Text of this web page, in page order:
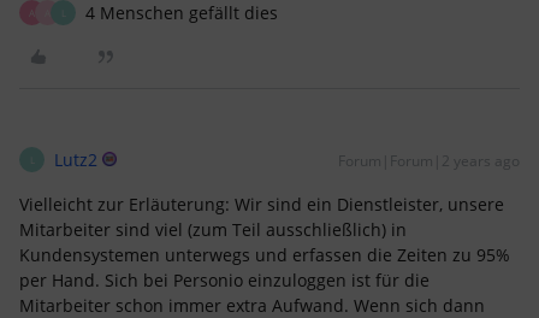
A 4 Menschen gefällt dies
Lutz2 Forum|Forum|2 years ago
Vielleicht zur Erläuterung: Wir sind ein Dienstleister, unsere
Mitarbeiter sind viel (zum Teil ausschließlich) in
Kundensystemen unterwegs und erfassen die Zeiten zu 95%
per Hand. Sich bei Personio einzuloggen ist für die
Mitarbeiter schon immer extra Aufwand. Wenn sich dann